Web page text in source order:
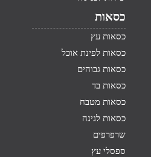
כסאות
כסאות עץ
כסאות לפינת אוכל
כסאות גבוהים
כסאות בד
כסאות מטבח
כסאות לגינה
שרפרפים
ספסלי עץ